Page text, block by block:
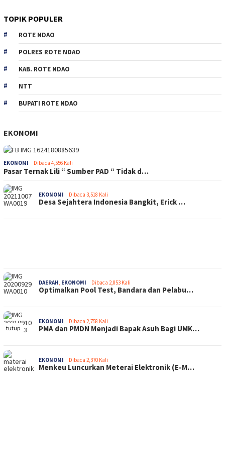
TOPIK POPULER
ROTE NDAO
POLRES ROTE NDAO
KAB. ROTE NDAO
NTT
BUPATI ROTE NDAO
EKONOMI
EKONOMI Dibaca 4,556 Kali
Pasar Ternak Lili “ Sumber PAD “ Tidak d…
EKONOMI Dibaca 3,518 Kali
Desa Sejahtera Indonesia Bangkit, Erick …
DAERAH, EKONOMI Dibaca 2,853 Kali
Optimalkan Pool Test, Bandara dan Pelabu…
EKONOMI Dibaca 2,758 Kali
PMA dan PMDN Menjadi Bapak Asuh Bagi UMK…
EKONOMI Dibaca 2,370 Kali
Menkeu Luncurkan Meterai Elektronik (E-M…
tutup